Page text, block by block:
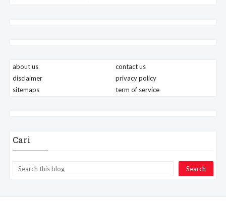
about us
contact us
disclaimer
privacy policy
sitemaps
term of service
Cari